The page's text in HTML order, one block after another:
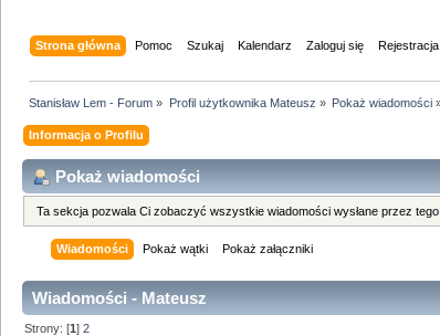
Strona główna Pomoc Szukaj Kalendarz Zaloguj się Rejestracja
Stanisław Lem - Forum » Profil użytkownika Mateusz » Pokaż wiadomości
Informacja o Profilu
Pokaż wiadomości
Ta sekcja pozwala Ci zobaczyć wszystkie wiadomości wysłane przez
Wiadomości Pokaż wątki Pokaż załączniki
Wiadomości - Mateusz
Strony: [1]2